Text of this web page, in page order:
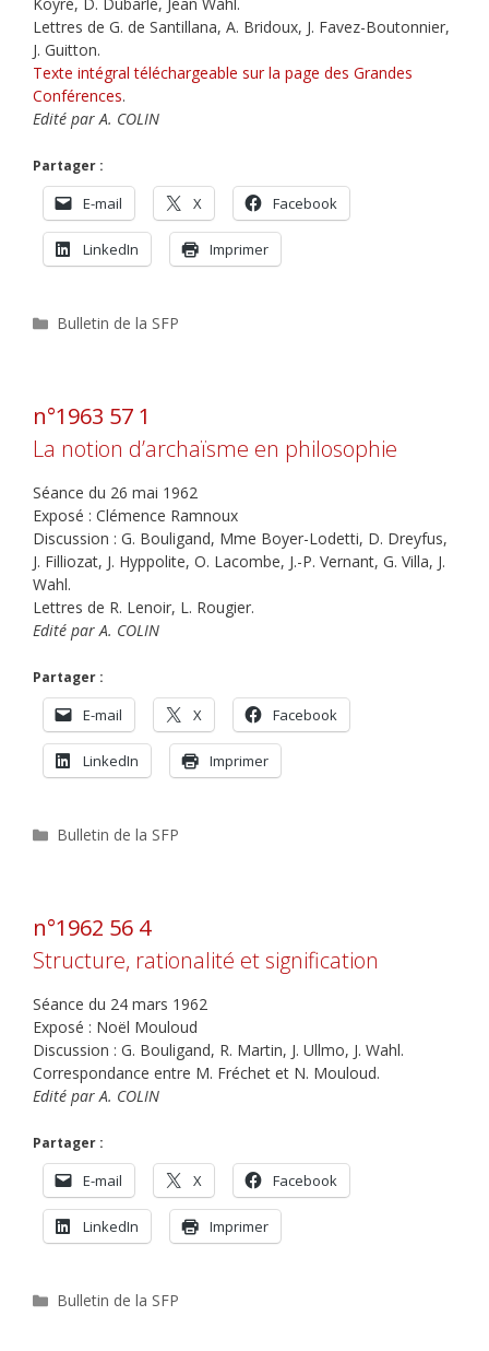
Lettres de G. de Santillana, A. Bridoux, J. Favez-Boutonnier,
J. Guitton.
Texte intégral téléchargeable sur la page des Grandes
Conférences.
Edité par A. COLIN
Partager :
E-mail X Facebook
LinkedIn Imprimer
Catégories
Bulletin de la SFP
n°1963 57 1
La notion d’archaïsme en philosophie
Séance du 26 mai 1962
Exposé : Clémence Ramnoux
Discussion : G. Bouligand, Mme Boyer-Lodetti, D. Dreyfus,
J. Filliozat, J. Hyppolite, O. Lacombe, J.-P. Vernant, G. Villa, J.
Wahl.
Lettres de R. Lenoir, L. Rougier.
Edité par A. COLIN
Partager :
E-mail X Facebook
LinkedIn Imprimer
Catégories
Bulletin de la SFP
n°1962 56 4
Structure, rationalité et signification
Séance du 24 mars 1962
Exposé : Noël Mouloud
Discussion : G. Bouligand, R. Martin, J. Ullmo, J. Wahl.
Correspondance entre M. Fréchet et N. Mouloud.
Edité par A. COLIN
Partager :
E-mail X Facebook
LinkedIn Imprimer
Catégories
Bulletin de la SFP